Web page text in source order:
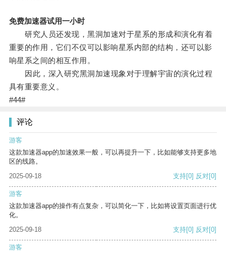
免费加速器试用一小时
研究人员还发现，黑洞加速对于星系的形成和演化有着
重要的作用，它们不仅可以影响星系内部的结构，还可以影
响星系之间的相互作用。
因此，深入研究黑洞加速现象对于理解宇宙的演化过程
具有重要意义。
#44#
评论
游客
这款加速器app的加速效果一般，可以再提升一下，比如能够支持更多地
区的线路。
2025-09-18
支持[0] 反对[0]
游客
这款加速器app的操作有点复杂，可以简化一下，比如将设置页面进行优
化。
2025-09-18
支持[0] 反对[0]
游客